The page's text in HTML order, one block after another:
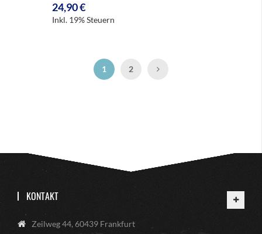
24,90 €
Inkl. 19% Steuern
SeiteSie lesen gerade Seite
1 2 Weiter
KONTAKT
Zeilweg 44, 60439 Frankfurt